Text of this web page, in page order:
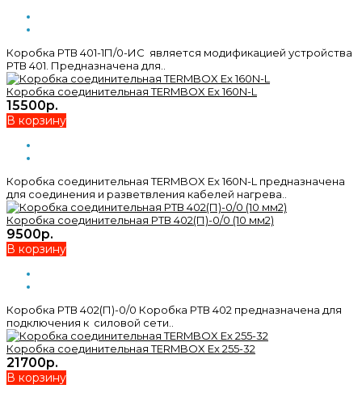
Коробка РТВ 401-1П/0-ИС является модификацией устройства
РТВ 401. Предназначена для..
Коробка соединительная TERMBOX Ex 160N-L
15500р.
В корзину
Коробка соединительная TERMBOX Ex 160N-L предназначена
для соединения и разветвления кабелей нагрева..
Коробка соединительная РТВ 402(П)-0/0 (10 мм2)
9500р.
В корзину
Коробка РТВ 402(П)-0/0 Коробка РТВ 402 предназначена для
подключения к силовой сети..
Коробка соединительная TERMBOX Ex 255-32
21700р.
В корзину